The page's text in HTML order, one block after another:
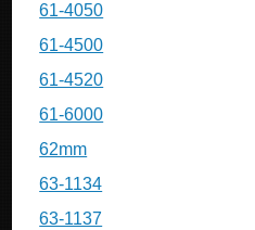
61-4050
61-4500
61-4520
61-6000
62mm
63-1134
63-1137